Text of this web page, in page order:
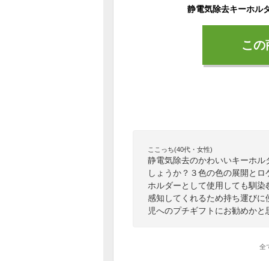
こ
ここっち(40代・女性)
静電気除去のかわいいキーホ
しょうか？３色の色の展開と
ホルダーとして使用しても馴
感知してくれるため持ち運び
児へのプチギフトにお勧めかと
全